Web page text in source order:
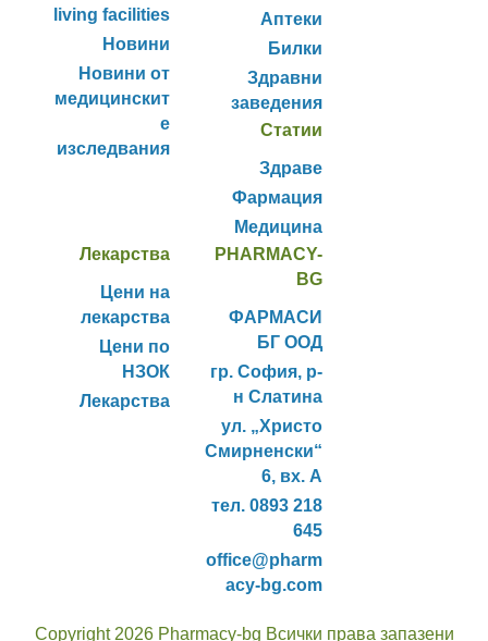
living facilities
Новини
Новини от
медицинскит
е
изследвания
Аптеки
Билки
Здравни
заведения
Статии
Здраве
Фармация
Медицина
Лекарства
Цени на
лекарства
Цени по
НЗОК
Лекарства
PHARMACY-
BG
ФАРМАСИ
БГ ООД
гр. София, р-
н Слатина
ул. „Христо
Смирненски“
6, вх. А
тел. 0893 218
645
office@pharm
acy-bg.com
Copyright 2026 Pharmacy-bg Всички права запазени